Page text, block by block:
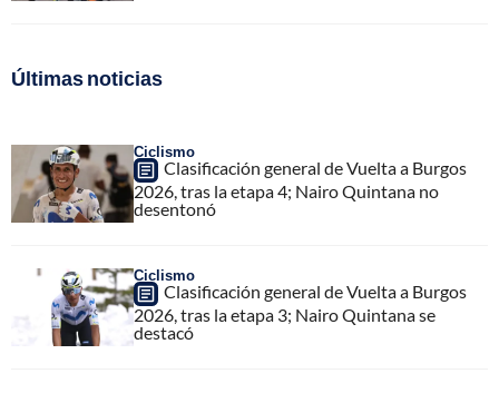
Últimas noticias
Ciclismo
Clasificación general de Vuelta a Burgos
2026, tras la etapa 4; Nairo Quintana no
desentonó
Ciclismo
Clasificación general de Vuelta a Burgos
2026, tras la etapa 3; Nairo Quintana se
destacó